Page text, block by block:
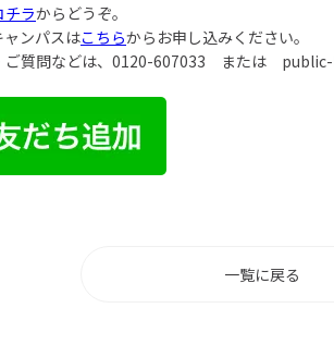
チラからどうぞ。
ャンパスはこちらからお申し込みください。
質問などは、 0120-607033 または
一覧に戻る